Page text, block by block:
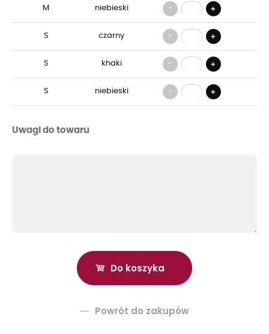
M niebieski - +
S czarny - +
S khaki - +
S niebieski - +
Uwagi do towaru
Powrót do zakupów